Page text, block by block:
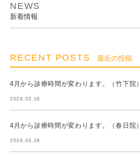
NEWS
新着情報
RECENT POSTS 最近の投稿
4月から診療時間が変わります。（竹下院）
2026.03.16
4月から診療時間が変わります。（春日院）
2026.03.16